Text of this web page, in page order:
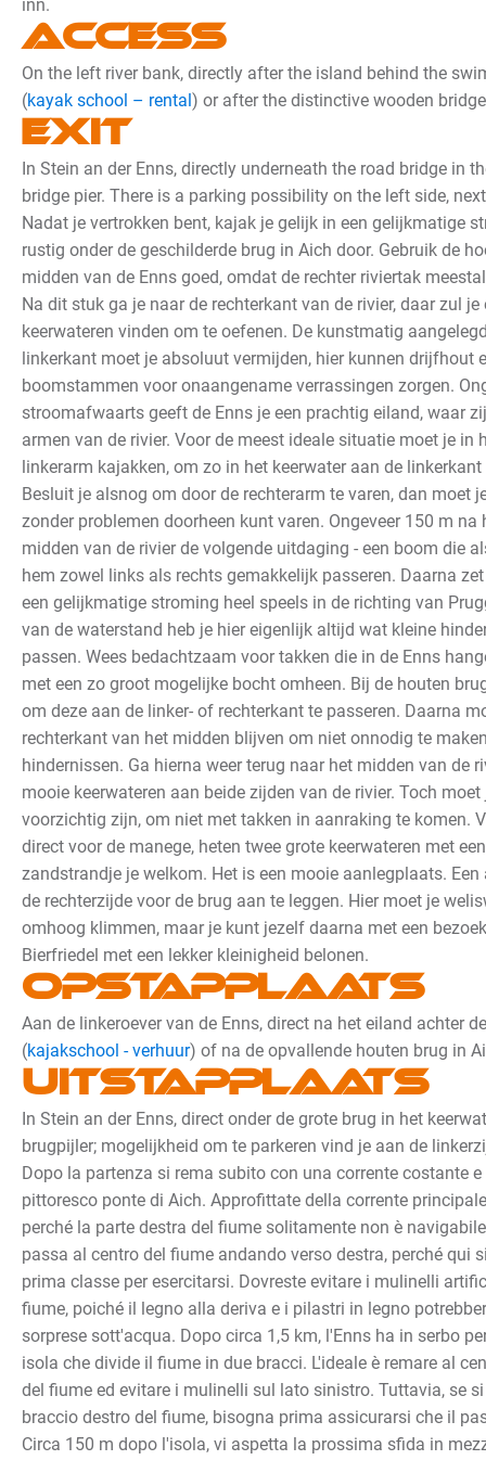
inn.
Access
On the left river bank, directly after the island behind the
(kayak school – rental) or after the distinctive wooden
Exit
In Stein an der Enns, directly underneath the road bridge in
bridge pier. There is a parking possibility on the left side,
Nadat je vertrokken bent, kajak je gelijk in een gelijkmatige
rustig onder de geschilderde brug in Aich door. Gebruik de
midden van de Enns goed, omdat de rechter riviertak
Na dit stuk ga je naar de rechterkant van de rivier, daar zul
keerwateren vinden om te oefenen. De kunstmatig
linkerkant moet je absoluut vermijden, hier kunnen drijfhout
boomstammen voor onaangename verrassingen zorgen.
stroomafwaarts geeft de Enns je een prachtig eiland, waar
armen van de rivier. Voor de meest ideale situatie moet je in
linkerarm kajakken, om zo in het keerwater aan de
Besluit je alsnog om door de rechterarm te varen, dan moet
zonder problemen doorheen kunt varen. Ongeveer 150 m
midden van de rivier de volgende uitdaging - een boom die
hem zowel links als rechts gemakkelijk passeren. Daarna
een gelijkmatige stroming heel speels in de richting van
van de waterstand heb je hier eigenlijk altijd wat kleine
passen. Wees bedachtzaam voor takken die in de Enns
met een zo groot mogelijke bocht omheen. Bij de houten
om deze aan de linker- of rechterkant te passeren. Daarna
rechterkant van het midden blijven om niet onnodig te
hindernissen. Ga hierna weer terug naar het midden van de
mooie keerwateren aan beide zijden van de rivier. Toch moet
voorzichtig zijn, om niet met takken in aanraking te komen.
direct voor de manege, heten twee grote keerwateren met
zandstrandje je welkom. Het is een mooie aanlegplaats.
de rechterzijde voor de brug aan te leggen. Hier moet je
omhoog klimmen, maar je kunt jezelf daarna met een
Bierfriedel met een lekker kleinigheid belonen.
Opstapplaats
Aan de linkeroever van de Enns, direct na het eiland achter
(kajakschool - verhuur) of na de opvallende houten brug in
Uitstapplaats
In Stein an der Enns, direct onder de grote brug in het
brugpijler; mogelijkheid om te parkeren vind je aan de
Dopo la partenza si rema subito con una corrente costante
pittoresco ponte di Aich. Approfittate della corrente
perché la parte destra del fiume solitamente non è
passa al centro del fiume andando verso destra, perché qui
prima classe per esercitarsi. Dovreste evitare i mulinelli
fiume, poiché il legno alla deriva e i pilastri in legno
sorprese sott'acqua. Dopo circa 1,5 km, l'Enns ha in serbo
isola che divide il fiume in due bracci. L'ideale è remare al
del fiume ed evitare i mulinelli sul lato sinistro. Tuttavia, se
braccio destro del fiume, bisogna prima assicurarsi che il
Circa 150 m dopo l'isola, vi aspetta la prossima sfida in